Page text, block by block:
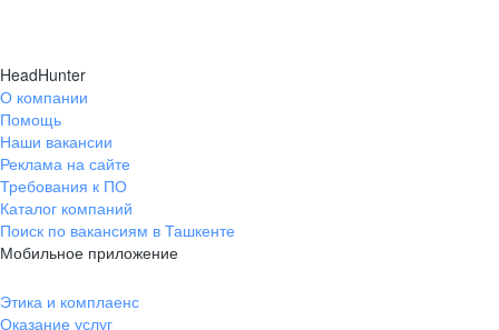
HeadHunter
О компании
Помощь
Наши вакансии
Реклама на сайте
Требования к ПО
Каталог компаний
Поиск по вакансиям в Ташкенте
Мобильное приложение
Этика и комплаенс
Оказание услуг